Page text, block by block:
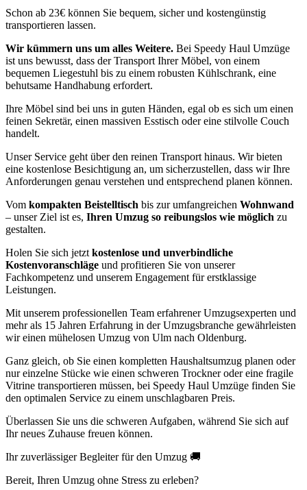
Schon ab 23€ können Sie bequem, sicher und kostengünstig
transportieren lassen.
Wir kümmern uns um alles Weitere. Bei Speedy Haul Umzüge
ist uns bewusst, dass der Transport Ihrer Möbel, von einem
bequemen Liegestuhl bis zu einem robusten Kühlschrank, eine
behutsame Handhabung erfordert.
Ihre Möbel sind bei uns in guten Händen, egal ob es sich um einen
feinen Sekretär, einen massiven Esstisch oder eine stilvolle Couch
handelt.
Unser Service geht über den reinen Transport hinaus. Wir bieten
eine kostenlose Besichtigung an, um sicherzustellen, dass wir Ihre
Anforderungen genau verstehen und entsprechend planen können.
Vom kompakten Beistelltisch bis zur umfangreichen Wohnwand
– unser Ziel ist es, Ihren Umzug so reibungslos wie möglich zu
gestalten.
Holen Sie sich jetzt kostenlose und unverbindliche
Kostenvoranschläge und profitieren Sie von unserer
Fachkompetenz und unserem Engagement für erstklassige
Leistungen.
Mit unserem professionellen Team erfahrener Umzugsexperten und
mehr als 15 Jahren Erfahrung in der Umzugsbranche gewährleisten
wir einen mühelosen Umzug von Ulm nach Oldenburg.
Ganz gleich, ob Sie einen kompletten Haushaltsumzug planen oder
nur einzelne Stücke wie einen schweren Trockner oder eine fragile
Vitrine transportieren müssen, bei Speedy Haul Umzüge finden Sie
den optimalen Service zu einem unschlagbaren Preis.
Überlassen Sie uns die schweren Aufgaben, während Sie sich auf
Ihr neues Zuhause freuen können.
Ihr zuverlässiger Begleiter für den Umzug 🚚
Bereit, Ihren Umzug ohne Stress zu erleben?